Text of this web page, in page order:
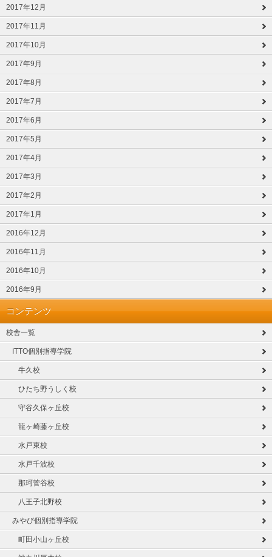
2017年12月
2017年11月
2017年10月
2017年9月
2017年8月
2017年7月
2017年6月
2017年5月
2017年4月
2017年3月
2017年2月
2017年1月
2016年12月
2016年11月
2016年10月
2016年9月
コンテンツ
校舎一覧
ITTO個別指導学院
牛久校
ひたち野うしく校
守谷久保ヶ丘校
龍ヶ崎藤ヶ丘校
水戸東校
水戸千波校
那珂菅谷校
八王子北野校
みやび個別指導学院
町田小山ヶ丘校